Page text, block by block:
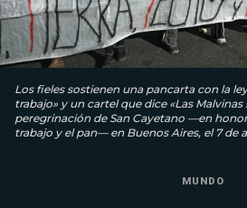
Los fieles sostienen una pancarta con la
trabajo» y un cartel que dice «Las
peregrinación de San Cayetano —en
trabajo y el pan— en Buenos Aires, el 7 de
MUNDO